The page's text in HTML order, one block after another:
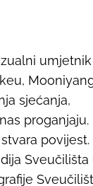
umjetnik
sjećanja,
proganjaju.
povijest.
Sveučilišta